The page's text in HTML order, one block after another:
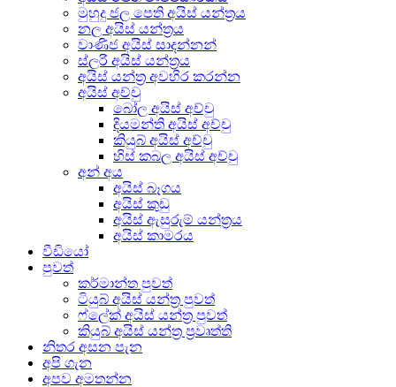
මුහුදු ජල පෙති අයිස් යන්ත්‍රය
නල අයිස් යන්ත්‍රය
වාණිජ අයිස් සාදන්නන්
ස්ලරි අයිස් යන්ත්‍රය
අයිස් යන්ත්‍ර අවහිර කරන්න
අයිස් අච්චු
බෝල අයිස් අච්චු
දියමන්ති අයිස් අච්චු
කියුබ් අයිස් අච්චු
හිස් කබල අයිස් අච්චු
අන් අය
අයිස් බෑගය
අයිස් කුඩු
අයිස් ඇසුරුම් යන්ත්‍රය
අයිස් කාමරය
වීඩියෝ
පුවත්
කර්මාන්ත පුවත්
ටියුබ් අයිස් යන්ත්‍ර පුවත්
ෆ්ලේක් අයිස් යන්ත්‍ර පුවත්
කියුබ් අයිස් යන්ත්‍ර ප්‍රවෘත්ති
නිතර අසන පැන
අපි ගැන
අපව අමතන්න